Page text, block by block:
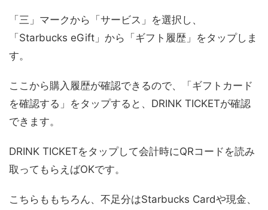
「三」マークから「サービス」を選択し、
「Starbucks eGift」から「ギフト履歴」をタップしま
す。
ここから購入履歴が確認できるので、「ギフトカード
を確認する」をタップすると、DRINK TICKETが確認
できます。
DRINK TICKETをタップして会計時にQRコードを読み
取ってもらえばOKです。
こちらももちろん、不足分はStarbucks Cardや現金、